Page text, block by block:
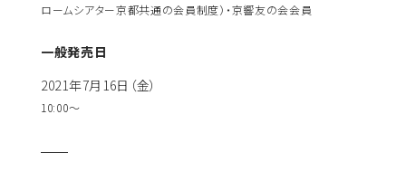
ロームシアター京都共通の会員制度）・京響友の会会員
一般発売日
2021年7月16日（金）
10:00～